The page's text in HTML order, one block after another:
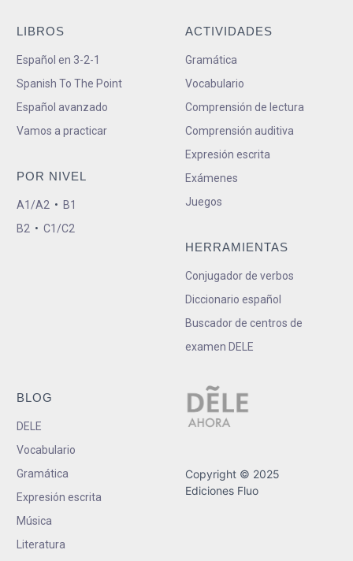
LIBROS
Español en 3-2-1
Spanish To The Point
Español avanzado
Vamos a practicar
POR NIVEL
A1/A2 • B1
B2 • C1/C2
ACTIVIDADES
Gramática
Vocabulario
Comprensión de lectura
Comprensión auditiva
Expresión escrita
Exámenes
Juegos
HERRAMIENTAS
Conjugador de verbos
Diccionario español
Buscador de centros de
examen DELE
BLOG
DELE
Vocabulario
Gramática
Expresión escrita
Música
Literatura
Copyright © 2025
Ediciones Fluo